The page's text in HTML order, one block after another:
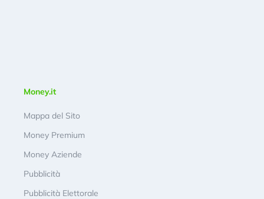
Money.it
Mappa del Sito
Money Premium
Money Aziende
Pubblicità
Pubblicità Elettorale